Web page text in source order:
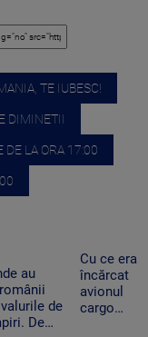
TE IUBESC!
DIMINETII
DE LA ORA 17:00
au
de
De
Cu ce era
încărcat
avionul
cargo